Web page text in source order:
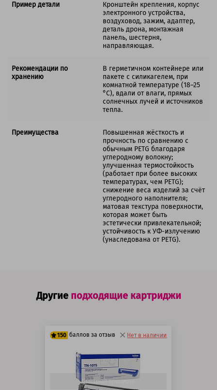
Пример детали
Кронштейн крепления, корпус
электронного устройства,
воздуховод, зажим, адаптер,
деталь дрона, монтажная
панель, шестерня,
направляющая.
Рекомендации по
хранению
В герметичном контейнере или
пакете с силикагелем, при
комнатной температуре (18–25
°C), вдали от влаги, прямых
солнечных лучей и источников
тепла.
Преимущества
Повышенная жёсткость и
прочность по сравнению с
обычным PETG благодаря
углеродному волокну;
улучшенная термостойкость
(работает при более высоких
температурах, чем PETG);
снижение веса изделий за счёт
углеродного наполнителя;
матовая текстура поверхности,
которая может быть
эстетически привлекательной;
устойчивость к УФ-излучению
(унаследована от PETG).
Другие подходящие картриджи
150 баллов за отзыв
125 баллов
150 баллов
Нет в наличии
Быстрый просмотр